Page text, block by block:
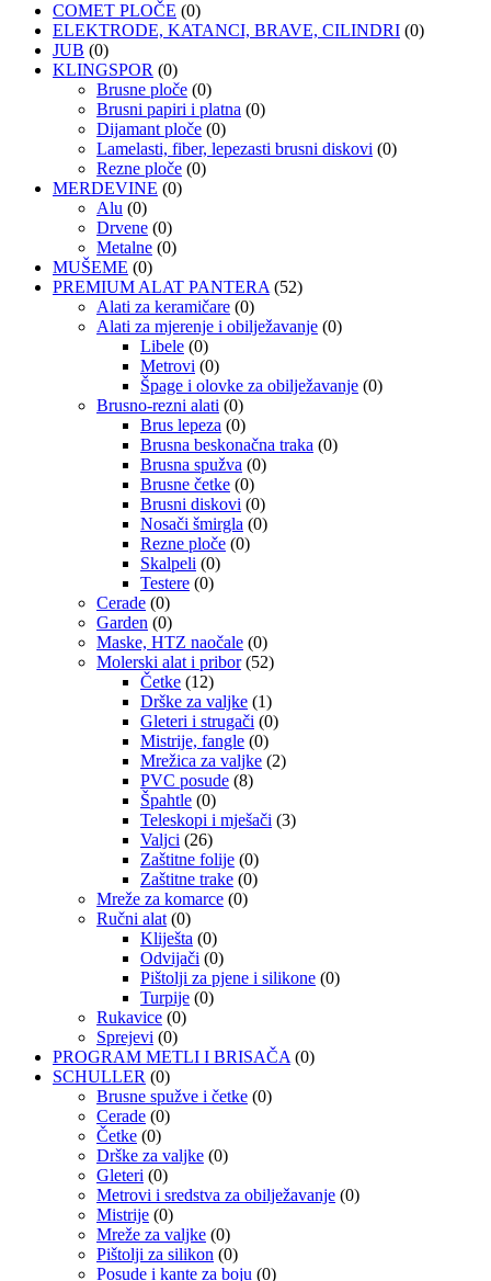
COMET PLOČE (0)
ELEKTRODE, KATANCI, BRAVE, CILINDRI (0)
JUB (0)
KLINGSPOR (0)
Brusne ploče (0)
Brusni papiri i platna (0)
Dijamant ploče (0)
Lamelasti, fiber, lepezasti brusni diskovi (0)
Rezne ploče (0)
MERDEVINE (0)
Alu (0)
Drvene (0)
Metalne (0)
MUŠEME (0)
PREMIUM ALAT PANTERA (52)
Alati za keramičare (0)
Alati za mjerenje i obilježavanje (0)
Libele (0)
Metrovi (0)
Špage i olovke za obilježavanje (0)
Brusno-rezni alati (0)
Brus lepeza (0)
Brusna beskonačna traka (0)
Brusna spužva (0)
Brusne četke (0)
Brusni diskovi (0)
Nosači šmirgla (0)
Rezne ploče (0)
Skalpeli (0)
Testere (0)
Cerade (0)
Garden (0)
Maske, HTZ naočale (0)
Molerski alat i pribor (52)
Četke (12)
Drške za valjke (1)
Gleteri i strugači (0)
Mistrije, fangle (0)
Mrežica za valjke (2)
PVC posude (8)
Špahtle (0)
Teleskopi i mješači (3)
Valjci (26)
Zaštitne folije (0)
Zaštitne trake (0)
Mreže za komarce (0)
Ručni alat (0)
Kliješta (0)
Odvijači (0)
Pištolji za pjene i silikone (0)
Turpije (0)
Rukavice (0)
Sprejevi (0)
PROGRAM METLI I BRISAČA (0)
SCHULLER (0)
Brusne spužve i četke (0)
Cerade (0)
Četke (0)
Drške za valjke (0)
Gleteri (0)
Metrovi i sredstva za obilježavanje (0)
Mistrije (0)
Mreže za valjke (0)
Pištolji za silikon (0)
Posude i kante za boju (0)